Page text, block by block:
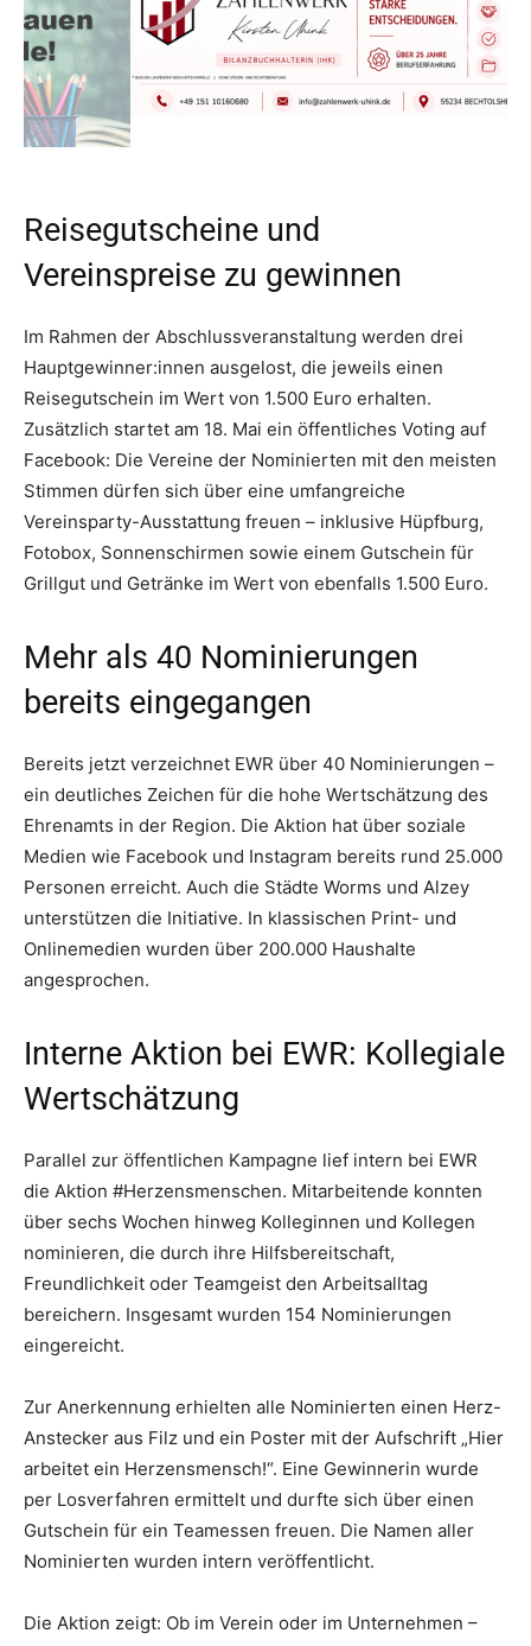
Reisegutscheine und
Vereinspreise zu gewinnen
Im Rahmen der Abschlussveranstaltung werden drei
Hauptgewinner:innen ausgelost, die jeweils einen
Reisegutschein im Wert von 1.500 Euro erhalten.
Zusätzlich startet am 18. Mai ein öffentliches Voting auf
Facebook: Die Vereine der Nominierten mit den meisten
Stimmen dürfen sich über eine umfangreiche
Vereinsparty-Ausstattung freuen – inklusive Hüpfburg,
Fotobox, Sonnenschirmen sowie einem Gutschein für
Grillgut und Getränke im Wert von ebenfalls 1.500 Euro.
Mehr als 40 Nominierungen
bereits eingegangen
Bereits jetzt verzeichnet EWR über 40 Nominierungen –
ein deutliches Zeichen für die hohe Wertschätzung des
Ehrenamts in der Region. Die Aktion hat über soziale
Medien wie Facebook und Instagram bereits rund 25.000
Personen erreicht. Auch die Städte Worms und Alzey
unterstützen die Initiative. In klassischen Print- und
Onlinemedien wurden über 200.000 Haushalte
angesprochen.
Interne Aktion bei EWR: Kollegiale
Wertschätzung
Parallel zur öffentlichen Kampagne lief intern bei EWR
die Aktion #Herzensmenschen. Mitarbeitende konnten
über sechs Wochen hinweg Kolleginnen und Kollegen
nominieren, die durch ihre Hilfsbereitschaft,
Freundlichkeit oder Teamgeist den Arbeitsalltag
bereichern. Insgesamt wurden 154 Nominierungen
eingereicht.
Zur Anerkennung erhielten alle Nominierten einen Herz-
Anstecker aus Filz und ein Poster mit der Aufschrift „Hier
arbeitet ein Herzensmensch!“. Eine Gewinnerin wurde
per Losverfahren ermittelt und durfte sich über einen
Gutschein für ein Teamessen freuen. Die Namen aller
Nominierten wurden intern veröffentlicht.
Die Aktion zeigt: Ob im Verein oder im Unternehmen –